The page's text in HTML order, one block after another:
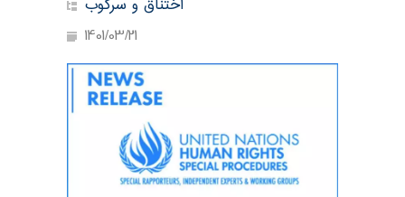
اختناق و سرکوب
1401/03/21